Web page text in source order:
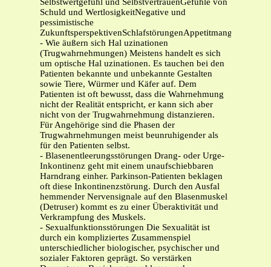
Selbstwertgefühl und SelbstvertrauenGefühle von
Schuld und WertlosigkeitNegative und
pessimistische
- Wie äußern sich Hal uzinationen
(Trugwahrnehmungen) Meistens handelt es sich
um optische Hal uzinationen. Es tauchen bei den
Patienten bekannte und unbekannte Gestalten
sowie Tiere, Würmer und Käfer auf. Dem
Patienten ist oft bewusst, dass die Wahrnehmung
nicht der Realität entspricht, er kann sich aber
nicht von der Trugwahrnehmung distanzieren.
Für Angehörige sind die Phasen der
Trugwahrnehmungen meist beunruhigender als
für den Patienten selbst.
- Blasenentleerungsstörungen Drang- oder Urge-
Inkontinenz geht mit einem unaufschiebbaren
Harndrang einher. Parkinson-Patienten beklagen
oft diese Inkontinenzstörung. Durch den Ausfal
hemmender Nervensignale auf den Blasenmuskel
(Detruser) kommt es zu einer Überaktivität und
Verkrampfung des Muskels.
- Sexualfunktionsstörungen Die Sexualität ist
durch ein kompliziertes Zusammenspiel
unterschiedlicher biologischer, psychischer und
sozialer Faktoren geprägt. So verstärken